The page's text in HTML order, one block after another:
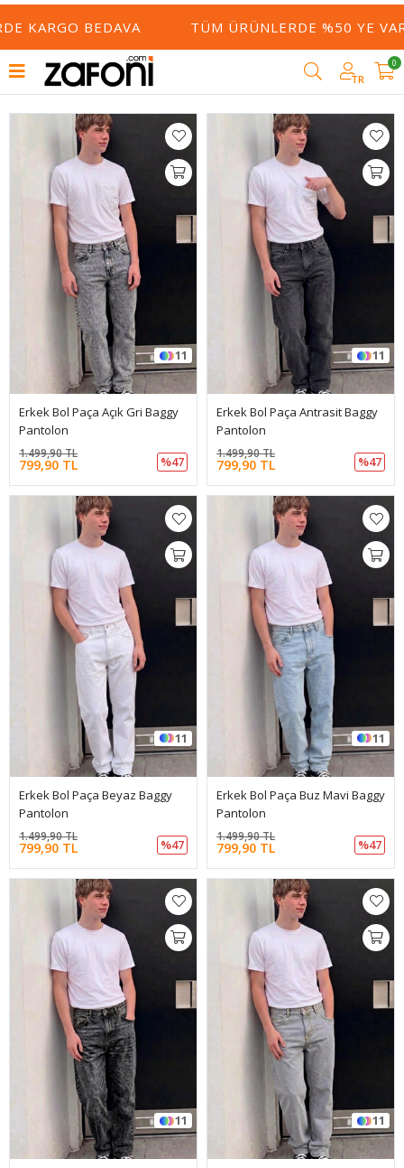
BEDAVA TÜM ÜRÜNLERDE %50 YE VARAN
TR
0
Filtrele
11
Erkek Bol Paça Açık Gri Baggy
Pantolon
799,90 TL
1.499,90 TL
%47
11
Erkek Bol Paça Antrasit Baggy
Pantolon
799,90 TL
1.499,90 TL
%47
11
Erkek Bol Paça Beyaz Baggy
Pantolon
799,90 TL
1.499,90 TL
%47
11
Erkek Bol Paça Buz Mavi Baggy
Pantolon
799,90 TL
1.499,90 TL
%47
11 11